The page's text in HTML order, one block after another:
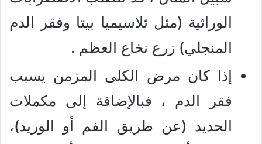
الوراثية (مثل ثلاسيميا بيتا وفقر الدم
المنجلي) زرع نخاع العظم .
إذا كان مرض الكلى المزمن يسبب
فقر الدم ، فبالإضافة إلى مكملات
الحديد (عن طريق الفم أو الوريد)،